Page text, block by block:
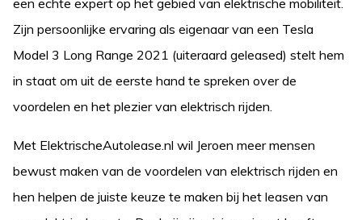
een echte expert op het gebied van elektrische mobiliteit.
Zijn persoonlijke ervaring als eigenaar van een Tesla
Model 3 Long Range 2021 (uiteraard geleased) stelt hem
in staat om uit de eerste hand te spreken over de
voordelen en het plezier van elektrisch rijden.
Met ElektrischeAutolease.nl wil Jeroen meer mensen
bewust maken van de voordelen van elektrisch rijden en
hen helpen de juiste keuze te maken bij het leasen van